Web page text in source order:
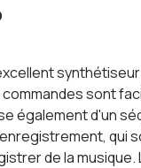
sont
également d'un
qui
de la musique.